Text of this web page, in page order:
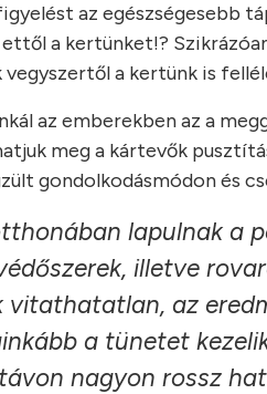
az egészségesebb
a kertünket!?
vegyszertől a kertünk is
az emberekben az a
meg a kártevők
gondolkodásmódon és
lapulnak a
illetve
vitathatatlan, az
a tünetet
nagyon rossz